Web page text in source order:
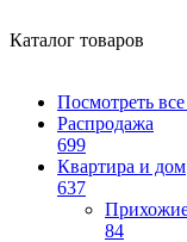
Каталог товаров
Посмотреть
Распродажа
699
Квартира и дом
637
84